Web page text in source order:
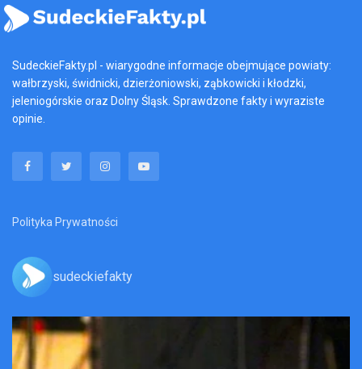
SudeckieFakty.pl - wiarygodne informacje obejmujące powiaty:
wałbrzyski, świdnicki, dzierżoniowski, ząbkowicki i kłodzki,
jeleniogórskie oraz Dolny Śląsk. Sprawdzone fakty i wyraziste
opinie.
Polityka Prywatności
sudeckiefakty